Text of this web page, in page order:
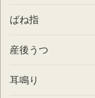
ばね指
産後うつ
耳鳴り